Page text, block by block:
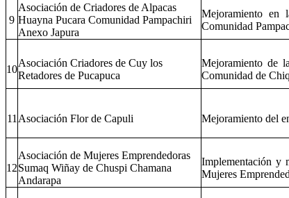
9
Asociación de Criadores de Alpacas
Huayna Pucara Comunidad Pampachiri
Anexo Japura
Mejoramiento en
Comunidad
10
Asociación Criadores de Cuy los
Retadores de Pucapuca
Mejoramiento de
Comunidad de
11 Asociación Flor de Capuli Mejoramiento del
12
Asociación de Mujeres Emprendedoras
Sumaq Wiñay de Chuspi Chamana
Andarapa
Implementación y
Mujeres